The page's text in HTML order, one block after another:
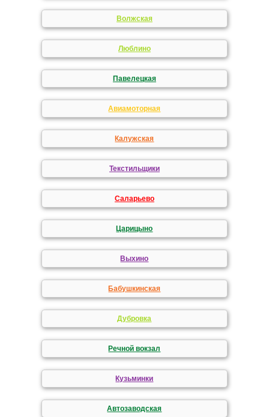
Волжская
Люблино
Павелецкая
Авиамоторная
Калужская
Текстильщики
Саларьево
Царицыно
Выхино
Бабушкинская
Дубровка
Речной вокзал
Кузьминки
Автозаводская